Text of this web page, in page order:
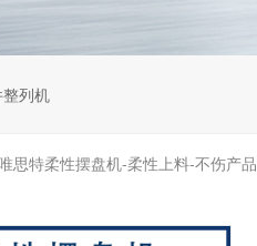
列机
思特柔性摆盘机-柔性上料-不伤产品